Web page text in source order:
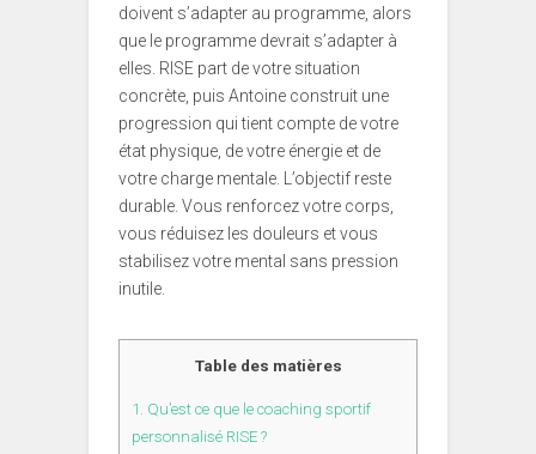
doivent s’adapter au programme, alors
que le programme devrait s’adapter à
elles. RISE part de votre situation
concrète, puis Antoine construit une
progression qui tient compte de votre
état physique, de votre énergie et de
votre charge mentale. L’objectif reste
durable. Vous renforcez votre corps,
vous réduisez les douleurs et vous
stabilisez votre mental sans pression
inutile.
Table des matières
1. Qu’est ce que le coaching sportif
personnalisé RISE ?